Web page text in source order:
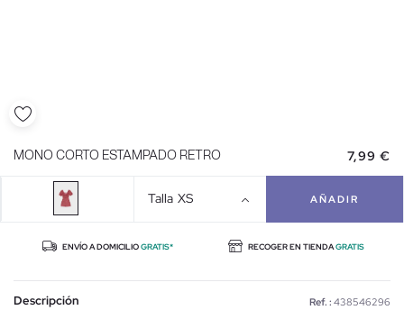
MONO CORTO ESTAMPADO RETRO 7,99 €
Talla XS AÑADIR
ENVÍO A DOMICILIOGRATIS* RECOGER EN TIENDAGRATIS
Descripción Ref. : 438546296